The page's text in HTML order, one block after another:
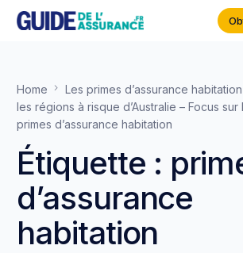
Home
Les primes d’assurance
les régions à risque d’Australie – Focus sur
primes d’assurance habitation
Étiquette :
d’assurance
habitation